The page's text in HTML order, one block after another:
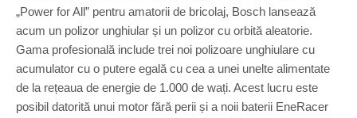
„Power for All” pentru amatorii de bricolaj, Bosch lansează
acum un polizor unghiular și un polizor cu orbită aleatorie.
Gama profesională include trei noi polizoare unghiulare cu
acumulator cu o putere egală cu cea a unei unelte alimentate
de la rețeaua de energie de 1.000 de wați. Acest lucru este
posibil datorită unui motor fără perii și a noii baterii EneRacer